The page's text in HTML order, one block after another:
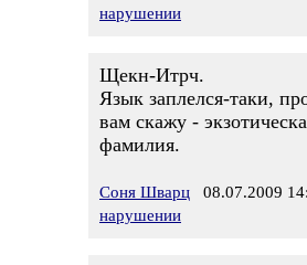
нарушении
Щекн-Итрч.
Язык заплелся-таки,
вам скажу -
фамилия.
Соня Шварц 08.07.2009
нарушении